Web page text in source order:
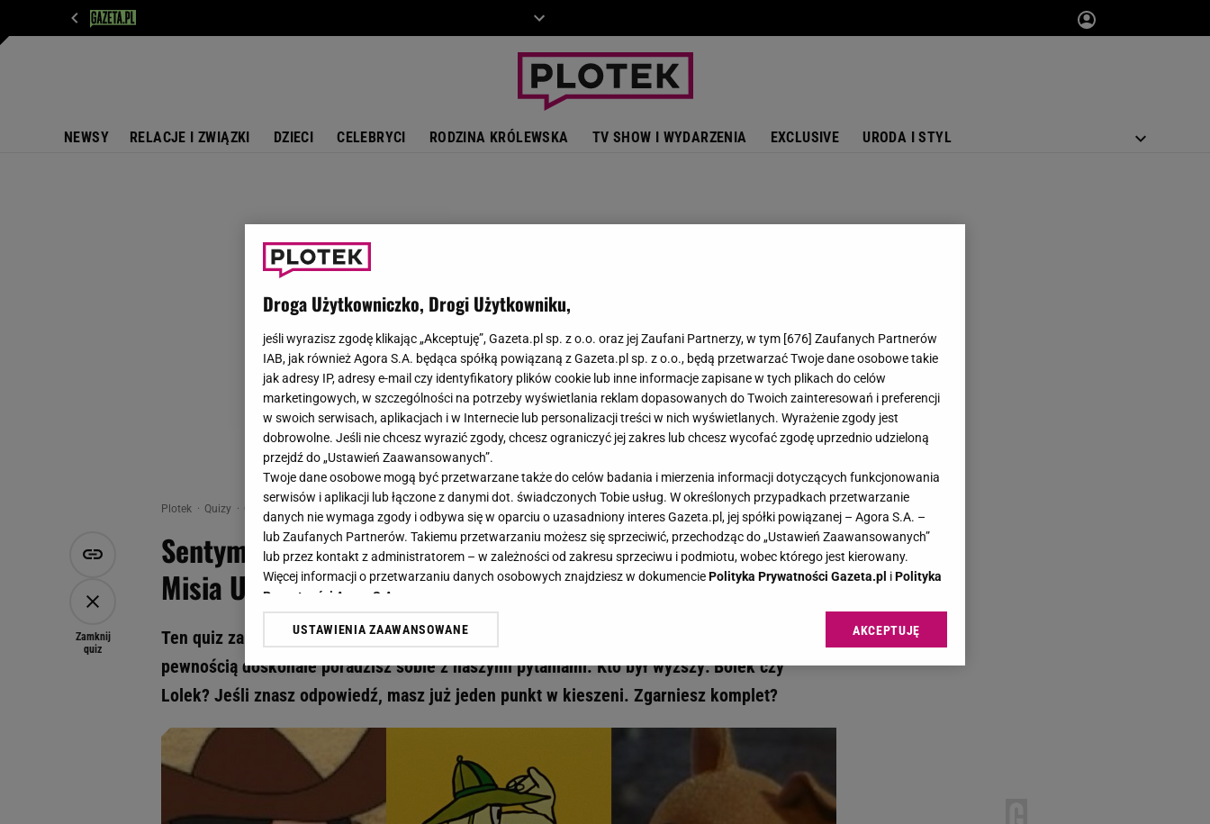
NEWSY RELACJE I ZWIĄZKI DZIECI CELEBRYCI RODZINA KRÓLEWSKA TV SHOW I WYDARZENIA EXCLUSIVE URODA I STYL
Plotek Quizy Quiz - Sentymentalny quiz wiedzy! Pamiętasz jeszcze Filemona i Misia Uszatka? Pytamy o bajki z czasów PRL-u! - Gazeta.pl
Zamknij
quiz
Sentymentalny quiz wiedzy! Pamiętasz jeszcze Filemona i
Misia Uszatka? Pytamy o bajki z czasów PRL-u!
Ten quiz zabierze cię w podróż do przeszłości! Jeśli dorastałeś w czasach PRL-u, z
pewnością doskonale poradzisz sobie z naszymi pytaniami. Kto był wyższy: Bolek czy
Lolek? Jeśli znasz odpowiedź, masz już jeden punkt w kieszeni. Zgarniesz komplet?
Droga Użytkowniczko, Drogi Użytkowniku,
jeśli wyrazisz zgodę klikając „Akceptuję”, Gazeta.pl sp. z o.o. oraz jej Zaufani Partnerzy, w tym [676] Zaufanych Partnerów
IAB, jak również Agora S.A. będąca spółką powiązaną z Gazeta.pl sp. z o.o., będą przetwarzać Twoje dane osobowe takie
jak adresy IP, adresy e-mail czy identyfikatory plików cookie lub inne informacje zapisane w tych plikach do celów
marketingowych, w szczególności na potrzeby wyświetlania reklam dopasowanych do Twoich zainteresowań i preferencji
w swoich serwisach, aplikacjach i w Internecie lub personalizacji treści w nich wyświetlanych. Wyrażenie zgody jest
dobrowolne. Jeśli nie chcesz wyrazić zgody, chcesz ograniczyć jej zakres lub chcesz wycofać zgodę uprzednio udzieloną
przejdź do „Ustawień Zaawansowanych”.
Twoje dane osobowe mogą być przetwarzane także do celów badania i mierzenia informacji dotyczących funkcjonowania
serwisów i aplikacji lub łączone z danymi dot. świadczonych Tobie usług. W określonych przypadkach przetwarzanie
danych nie wymaga zgody i odbywa się w oparciu o uzasadniony interes Gazeta.pl, jej spółki powiązanej – Agora S.A. –
lub Zaufanych Partnerów. Takiemu przetwarzaniu możesz się sprzeciwić, przechodząc do „Ustawień Zaawansowanych”
lub przez kontakt z administratorem – w zależności od zakresu sprzeciwu i podmiotu, wobec którego jest kierowany.
Więcej informacji o przetwarzaniu danych osobowych znajdziesz w dokumenciePolityka Prywatności Gazeta.pl iPolityka
Prywatności Agora S.A.
Klikając „Akceptuję” wyrażasz też zgodę na zainstalowanie i przechowywanie plików cookie Gazeta.pl sp. z o.o., jej
dotyczące plików cookie, wywołując narzędzie do zarządzania twoimi preferencjami dot. przetwarzania danych poprzez
odnośnik „Ustawienia prywatności ” w stopce serwisu i przechodząc do „Ustawień Zaawansowanych”. Zmiana ustawień
My, nasi Zaufani Partnerzy i Agora S.A. możemy przetwarzać dane osobowe w następujących celach:
Użycie dokładnych danych geolokalizacyjnych. Aktywne skanowanie charakterystyki urządzenia do celów identyfikacji.
Przechowywanie informacji na urządzeniu lub dostęp do nich. Spersonalizowane reklamy i treści, pomiar reklam i treści,
badnie odbiorców i ulepszanie usług.Lista Zaufanych Partnerów
USTAWIENIA ZAAWANSOWANE AKCEPTUJĘ